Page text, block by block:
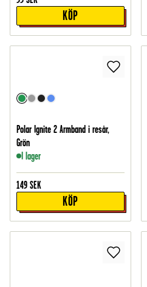
KÖP
Polar Ignite 2 Armband i resår,
Grön
I lager
149 SEK
KÖP